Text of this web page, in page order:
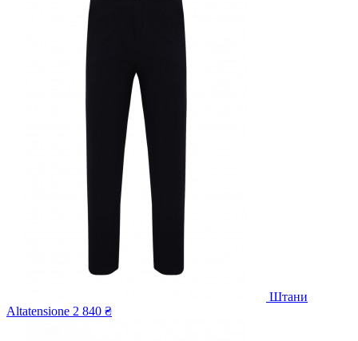
Штани
Altatensione 2 840 ₴